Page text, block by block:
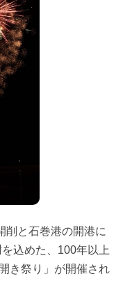
削と石巻港の開港に
込めた、100年以上
き祭り」が開催され